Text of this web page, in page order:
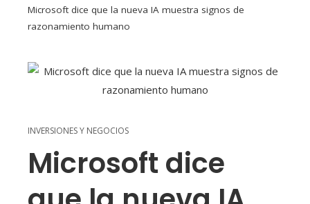
Microsoft dice que la nueva IA muestra signos de
razonamiento humano
INVERSIONES Y NEGOCIOS
Microsoft dice